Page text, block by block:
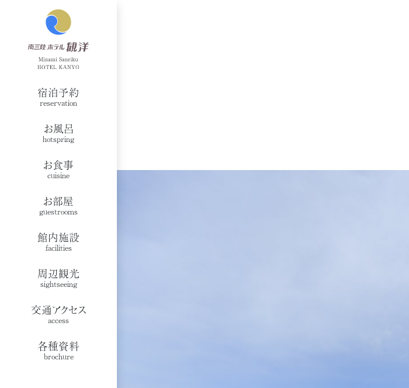
宿泊予約
reservation
お風呂
hotspring
お食事
cuisine
お部屋
guestrooms
館内施設
facilities
周辺観光
sightseeing
交通アクセス
access
各種資料
brochure